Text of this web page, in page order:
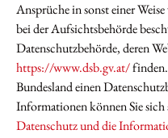
Ansprüche in sonst einer
bei der Aufsichtsbehörde
Datenschutzbehörde, deren
https://www.dsb.gv.at/
Bundesland einen
Informationen können Sie sich
Datenschutz und die